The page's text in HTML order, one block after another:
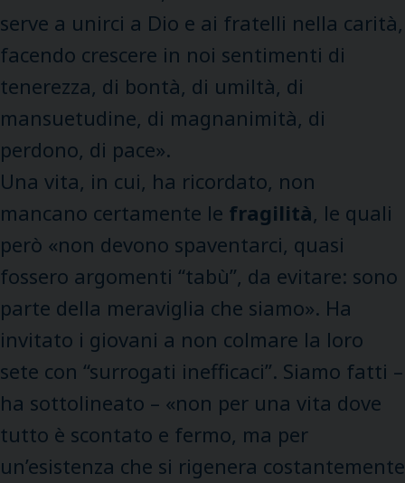
serve a unirci a Dio e ai fratelli nella carità,
facendo crescere in noi sentimenti di
tenerezza, di bontà, di umiltà, di
mansuetudine, di magnanimità, di
perdono, di pace».
Una vita, in cui, ha ricordato, non
mancano certamente le fragilità, le quali
però «non devono spaventarci, quasi
fossero argomenti “tabù”, da evitare: sono
parte della meraviglia che siamo». Ha
invitato i giovani a non colmare la loro
sete con “surrogati inefficaci”. Siamo fatti –
ha sottolineato – «non per una vita dove
tutto è scontato e fermo, ma per
un’esistenza che si rigenera costantemente